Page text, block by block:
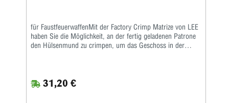
für FaustfeuerwaffenMit der Factory Crimp Matrize von LEE
haben Sie die Möglichkeit, an der fertig geladenen Patrone
den Hülsenmund zu crimpen, um das Geschoss in der
Geschoss, bzw. in die Crimprille gepresst.Der Pressdruck
kann durch Verstellen des Matrizenkörpers fein justiert
31,20 €